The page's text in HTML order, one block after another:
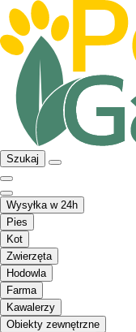
Szukaj
Wysyłka w 24h
Pies
Kot
Zwierzęta
Hodowla
Farma
Kawalerzy
Obiekty zewnętrzne